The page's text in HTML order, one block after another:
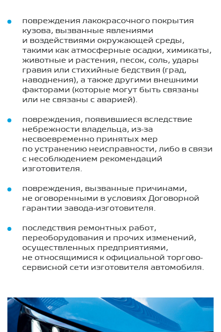
повреждения лакокрасочного покрытия
кузова, вызванные явлениями
и воздействиями окружающей среды,
такими как атмосферные осадки, химикаты,
животные и растения, песок, соль, удары
гравия или стихийные бедствия (град,
наводнения), а также другими внешними
факторами (которые могут быть связаны
или не связаны с аварией).
повреждения, появившиеся вследствие
небрежности владельца, из-за
несвоевременно принятых мер
по устранению неисправности, либо в связи
с несоблюдением рекомендаций
изготовителя.
повреждения, вызванные причинами,
не оговоренными в условиях Договорной
гарантии завода-изготовителя.
последствия ремонтных работ,
переоборудования и прочих изменений,
осуществленных предприятиями,
не относящимися к официальной торгово-
сервисной сети изготовителя автомобиля.